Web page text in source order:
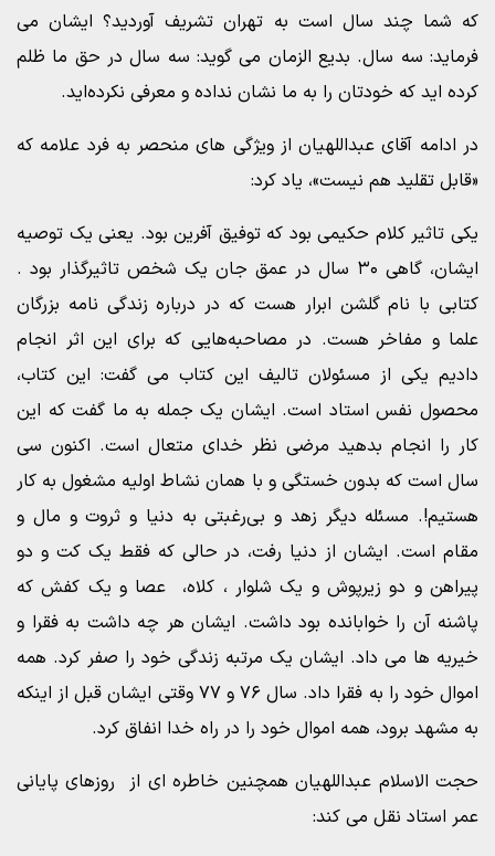
که شما چند سال است به تهران تشریف آوردید؟ ایشان می
فرماید: سه سال. بدیع الزمان می گوید: سه سال در حق ما ظلم
کرده اید که خودتان را به ما نشان نداده و معرفی نکرده‌اید.
در ادامه آقای عبداللهیان از ویژگی های منحصر به فرد علامه که
«قابل تقلید هم نیست»، یاد کرد:
یکی تاثیر کلام حکیمی بود که توفیق آفرین بود. یعنی یک توصیه
ایشان، گاهی ۳۰ سال در عمق جان یک شخص تاثیرگذار بود .
کتابی با نام گلشن ابرار هست که در درباره زندگی نامه بزرگان
علما و مفاخر هست. در مصاحبه‌هایی که برای این اثر انجام
دادیم یکی از مسئولان تالیف این کتاب می گفت: این کتاب،
محصول نفس استاد است. ایشان یک جمله به ما گفت که این
کار را انجام بدهید مرضی نظر خدای متعال است. اکنون سی
سال است که بدون خستگی و با همان نشاط اولیه مشغول به کار
هستیم!. مسئله دیگر زهد و بی‌رغبتی به دنیا و ثروت و مال و
مقام است. ایشان از دنیا رفت، در حالی که فقط یک کت و دو
پیراهن و دو زیرپوش و یک شلوار ، کلاه، عصا و یک کفش که
پاشنه آن را خوابانده بود داشت. ایشان هر چه داشت به فقرا و
خیریه ها می داد. ایشان یک مرتبه زندگی خود را صفر کرد. همه
اموال خود را به فقرا داد. سال ۷۶ و ۷۷ وقتی ایشان قبل از اینکه
به مشهد برود، همه اموال خود را در راه خدا انفاق کرد.
حجت الاسلام عبداللهیان همچنین خاطره ای از روزهای پایانی
عمر استاد نقل می کند: